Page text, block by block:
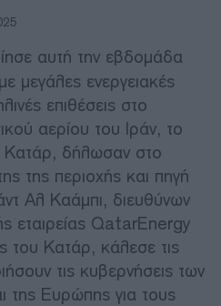
αυτή την εβδομάδα
μεγάλες ενεργειακές
επιθέσεις στο
αερίου του Ιράν, το
Κατάρ, δήλωσαν στο
της περιοχής και πηγή
Αλ Καάμπι, διευθύνων
εταιρείας QatarEnergy
του Κατάρ, κάλεσε τις
τις κυβερνήσεις των
της Ευρώπης για τους